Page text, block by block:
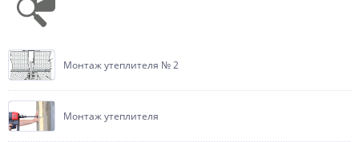
Монтаж утеплителя № 2
Монтаж утеплителя